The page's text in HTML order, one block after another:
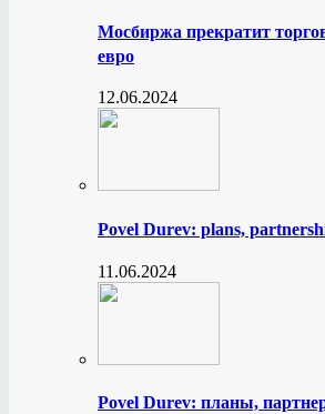
Мосбиржа прекратит
евро
12.06.2024
Povel Durev: plans,
11.06.2024
Povel Durev: планы,